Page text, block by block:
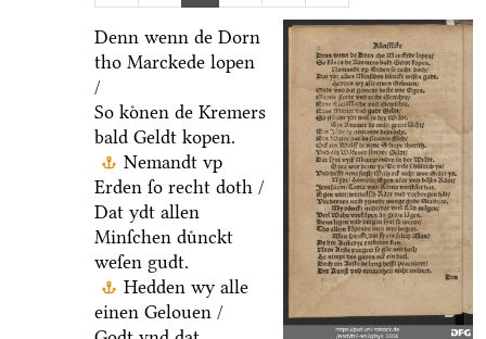
Denn wenn de Dorn
tho Marckede lopen
/
So koͤnen de Kremers
bald Geldt kopen.
Nemandt vp
Erden ſo recht doth /
Dat ydt allen
Minſchen duͤnckt
weſen gudt.
Hedden wy alle
einen Gelouen /